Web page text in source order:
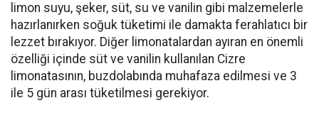
limon suyu, şeker, süt, su ve vanilin gibi malzemelerle
hazırlanırken soğuk tüketimi ile damakta ferahlatıcı bir
lezzet bırakıyor. Diğer limonatalardan ayıran en önemli
özelliği içinde süt ve vanilin kullanılan Cizre
limonatasının, buzdolabında muhafaza edilmesi ve 3
ile 5 gün arası tüketilmesi gerekiyor.